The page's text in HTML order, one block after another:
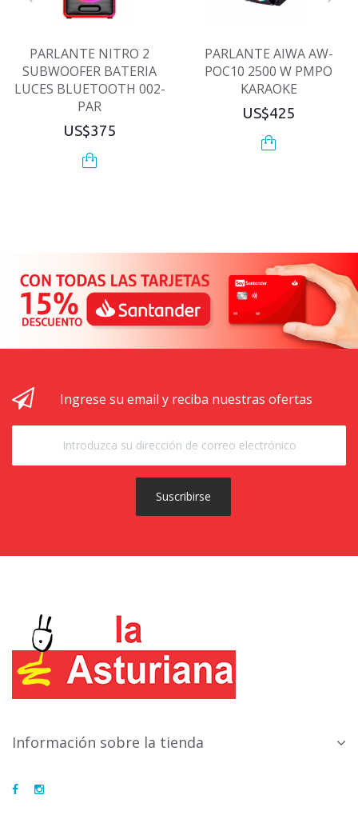
PARLANTE NITRO 2
SUBWOOFER BATERIA
LUCES BLUETOOTH 002-
PAR
US$375
PARLANTE AIWA AW-
POC10 2500 W PMPO
KARAOKE
US$425
Ingrese su email y reciba nuestras ofertas
Suscribirse
Información sobre la tienda